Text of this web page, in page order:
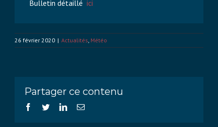
Bulletin détaillé ici
26 février 2020 | Actualités Météo
Partager ce contenu
Facebook
TwitterLinkedInEmail